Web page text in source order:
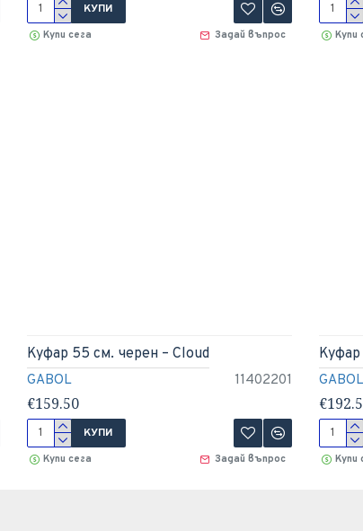
КУПИ
Купи сега Задай въпрос Купи
GABOL 11402201
Куфар 55 см. черен – Cloud
€159.50
КУПИ
Купи сега Задай въпрос
GABOL
Куфар
Купи